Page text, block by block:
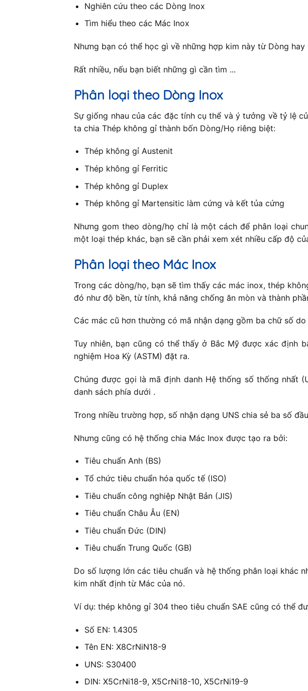
Nghiên cứu theo các Dòng Inox
Tìm hiểu theo các Mác Inox
Nhưng bạn có thể học gì về những hợp kim này từ Dòng hay
Rất nhiều, nếu bạn biết những gì cần tìm ...
Phân loại theo Dòng Inox
Sự giống nhau của các đặc tính cụ thể và ý tưởng về tỷ lệ
ta chia Thép không gỉ thành bốn Dòng/Họ riêng biệt:
Thép không gỉ Austenit
Thép không gỉ Ferritic
Thép không gỉ Duplex
Thép không gỉ Martensitic làm cứng và kết tủa cứng
Nhưng gom theo dòng/họ chỉ là một cách để phân loại
một loại thép khác, bạn sẽ cần phải xem xét nhiều cấp độ
Phân loại theo Mác Inox
Trong các dòng/họ, bạn sẽ tìm thấy các mác inox, thép
đó như độ bền, từ tính, khả năng chống ăn mòn và thành
Các mác cũ hơn thường có mã nhận dạng gồm ba chữ số
Tuy nhiên, bạn cũng có thể thấy ở Bắc Mỹ được xác định
nghiệm Hoa Kỳ (ASTM) đặt ra.
Chúng được gọi là mã định danh Hệ thống số thống nhất
danh sách phía dưới .
Trong nhiều trường hợp, số nhận dạng UNS chia sẻ ba số
Nhưng cũng có hệ thống chia Mác Inox được tạo ra bởi:
Tiêu chuẩn Anh (BS)
Tổ chức tiêu chuẩn hóa quốc tế (ISO)
Tiêu chuẩn công nghiệp Nhật Bản (JIS)
Tiêu chuẩn Châu Âu (EN)
Tiêu chuẩn Đức (DIN)
Tiêu chuẩn Trung Quốc (GB)
Do số lượng lớn các tiêu chuẩn và hệ thống phân loại khác
kim nhất định từ Mác của nó.
Ví dụ: thép không gỉ 304 theo tiêu chuẩn SAE cũng có thể
Số EN: 1.4305
Tên EN: X8CrNiN18-9
UNS: S30400
DIN: X5CrNi18-9, X5CrNi18-10, X5CrNi19-9